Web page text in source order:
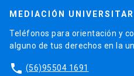
MEDIACIÓN
Teléfonos para orientación y
alguno de tus derechos en la
phone (56)95504 1691